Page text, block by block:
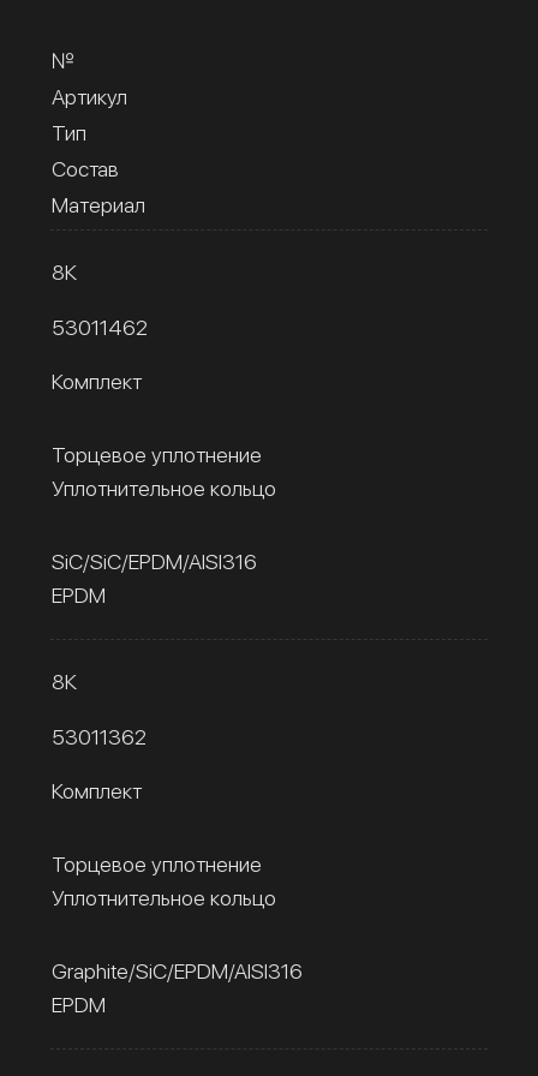
№
Артикул
Тип
Состав
Материал
8К
53011462
Комплект
Торцевое уплотнение
Уплотнительное кольцо
SiC/SiC/EPDM/AISI316
EPDM
8К
53011362
Комплект
Торцевое уплотнение
Уплотнительное кольцо
Graphite/SiC/EPDM/AISI316
EPDM